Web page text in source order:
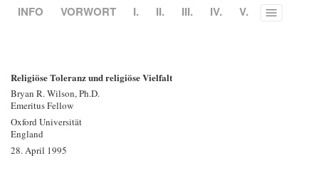
INFO VORWORT I. II. III. IV. V. Toggle
Religiöse Toleranz und religiöse Vielfalt
Bryan R. Wilson, Ph.D.
Emeritus Fellow
Oxford Universität
England
28. April 1995